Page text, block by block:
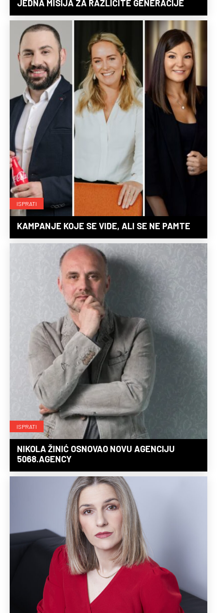
JEDNA MISIJA ZA RAZLIČITE GENERACIJE
ISPRATI
KAMPANJE KOJE SE VIDE, ALI SE NE PAMTE
ISPRATI
NIKOLA ŽINIĆ OSNOVAO NOVU AGENCIJU
5068.AGENCY